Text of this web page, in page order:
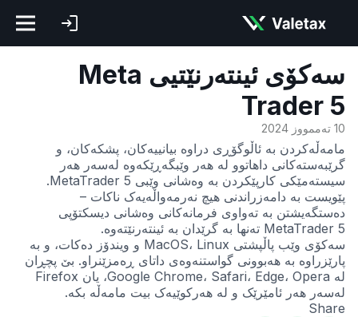
سەکۆی ئینتەرنێتیی Meta
Trader 5
10 تەممووز 2024
مامەڵەکردن بە ئاڵوگۆڕی دراوە بیانییەکان، پشکەکان، و
گرێبەستەکانی داهاتوو لە هەر وێبگەڕێکەوە لەسەر هەر
سیستەمێکی کارپێکردن بە وەشانی وێبی MetaTrader 5.
پێویست بە دامەزراندنی هیچ نەرمەواڵەیەک ناکات –
دەستگەیشتن بە تەواوی فرمانەکانی وەشانی دیسکتۆپی
MetaTrader 5 تەنها بە گرێدان بە ئینتەرنێتەوە.
سەکۆی وێب پاڵپشتی MacOS، Linux و ویندۆز دەکات، و بە
پارێزراوە بە هەبوونی گواستنەوەی داتای ڕەمزێنراو. بێ پچڕان
لە Google Chrome، Safari، Edge، Opera، یان Firefox
لەسەر هەر ئامێرێک و لە هەرکوێیەک بیت مامەڵە بکە.
Share